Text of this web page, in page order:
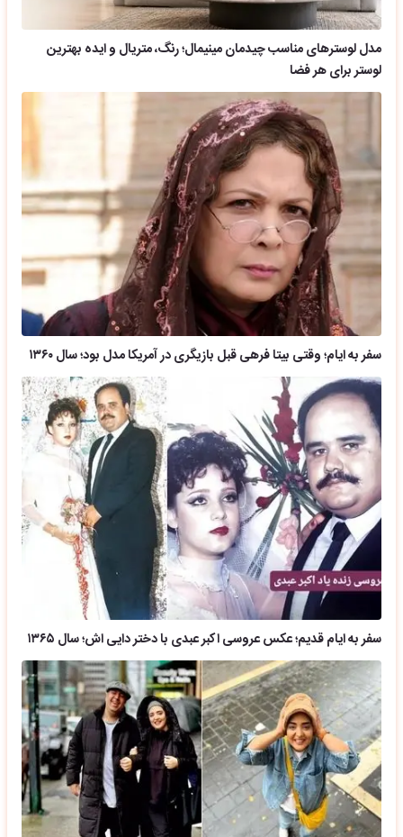
مدل لوسترهای مناسب چیدمان مینیمال؛ رنگ، متریال و ایده بهترین
لوستر برای هر فضا
سفر به ایام؛ وقتی بیتا فرهی قبل بازیگری در آمریکا مدل بود؛ سال ۱۳۶۰
سفر به ایام قدیم؛ عکس عروسی اکبر عبدی با دختر دایی اش؛ سال ۱۳۶۵